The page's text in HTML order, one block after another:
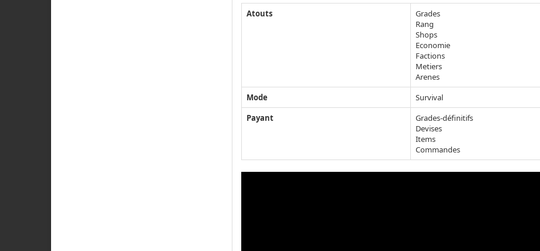
Atouts
Grades
Rang
Shops
Economie
Factions
Metiers
Arenes
Mode
Survival
Payant
Grades-définitifs
Devises
Items
Commandes